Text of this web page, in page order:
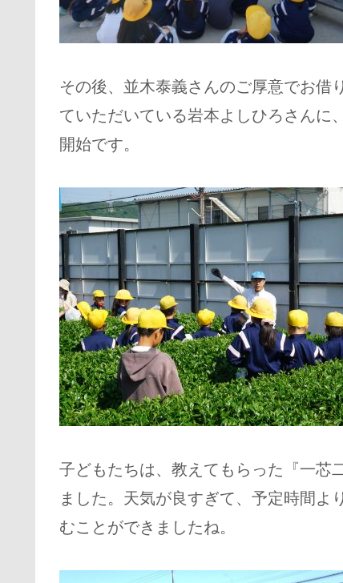
その後、並木泰義さんのご厚意でお借
ていただいている岩本よしひろさんに
開始です。
子どもたちは、教えてもらった『一芯
ました。天気が良すぎて、予定時間
むことができましたね。